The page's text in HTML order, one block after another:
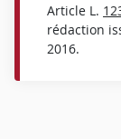
Article L.
rédaction
2016.